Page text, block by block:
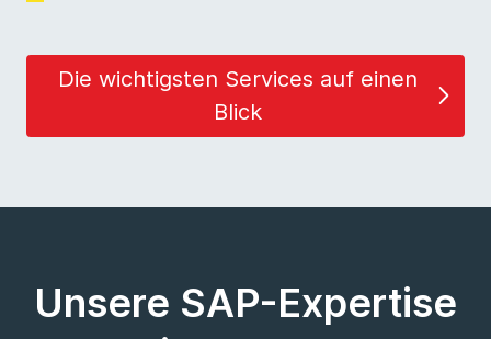
Die wichtigsten Services auf einen
Blick
Unsere SAP-Expertise